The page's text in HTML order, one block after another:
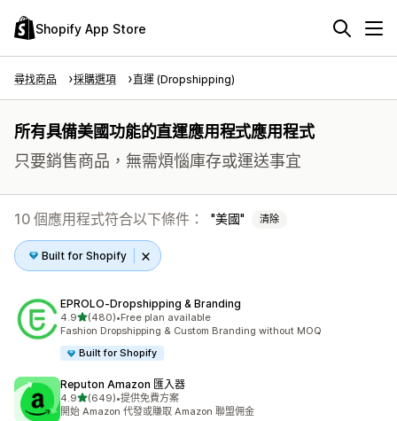
Shopify App Store
尋找商品 採購選項 直運 (Dropshipping)
所有具備美國功能的直運應用程式應用程式
只要銷售商品，無需煩惱庫存或運送事宜
10 個應用程式符合以下條件： 美國 清除
Built for Shopify
EPROLO‑Dropshipping & Branding
4.9滿分 5 顆星
(480)
共有 480 則評價
•Free plan available
Fashion Dropshipping & Custom Branding without MOQ
Built for Shopify
Reputon Amazon 匯入器
4.9滿分 5 顆星
(649)
共有 649 則評價
•提供免費方案
開始 Amazon 代發或賺取 Amazon 聯盟佣金